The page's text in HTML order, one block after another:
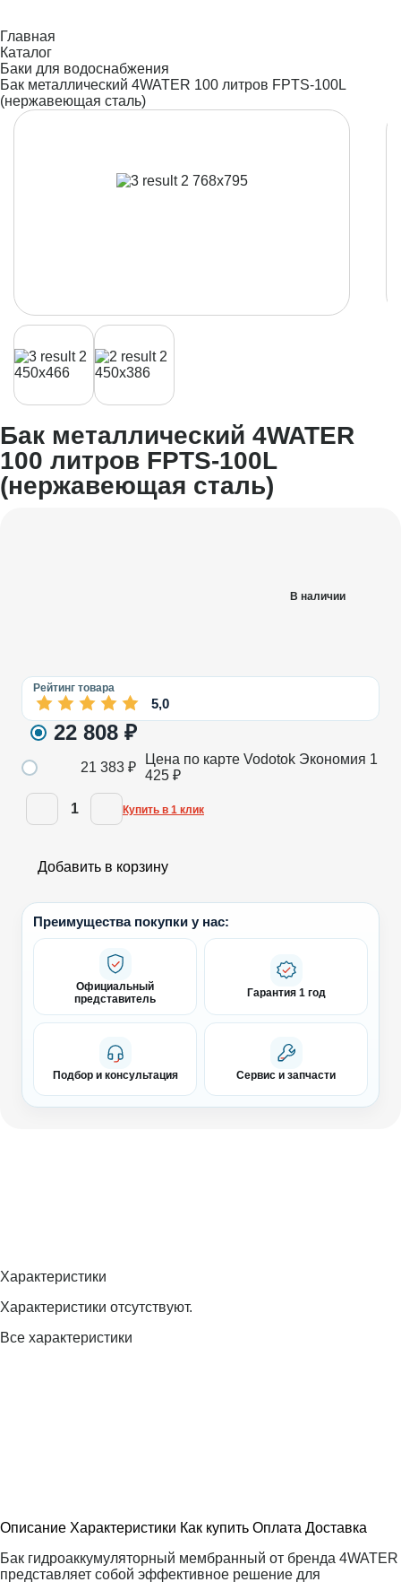
Главная
Каталог
Баки для водоснабжения
Бак металлический 4WATER 100 литров FPTS-100L
(нержавеющая сталь)
Бак металлический 4WATER
100 литров FPTS-100L
(нержавеющая сталь)
В наличии
Рейтинг товара
5,0
22 808 ₽
21 383 ₽
Цена по карте Vodotok Экономия 1
425 ₽
1 Купить в 1 клик
Добавить в корзину
Преимущества покупки у нас:
Официальный
представитель
Гарантия 1 год
Подбор и консультация Сервис и запчасти
Характеристики
Характеристики отсутствуют.
Все характеристики
Описание Характеристики Как купить Оплата Доставка
Бак гидроаккумуляторный мембранный от бренда 4WATER
представляет собой эффективное решение для